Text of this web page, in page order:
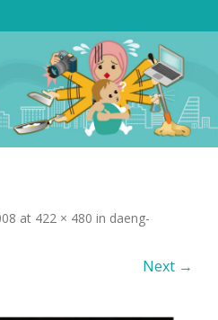
at 422 × 480 in daeng-
Next →